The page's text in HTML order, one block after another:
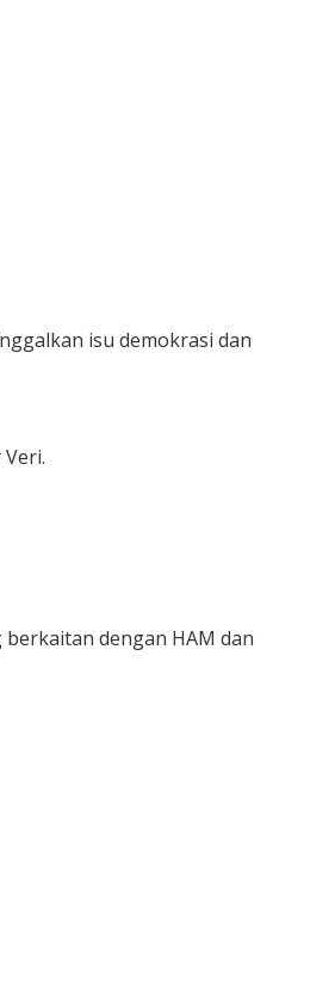
isu demokrasi dan
dengan HAM dan